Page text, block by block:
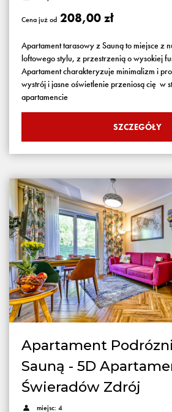
Cena już od 208,00 zł
Apartament tarasowy z Sauną to miejsce z
loftowego stylu, z przestrzenią o wysokiej
Apartament charakteryzuje minimalizm i
wystrój i jasne oświetlenie przeniosą cię w
apartamencie
SZCZEGÓŁY
Apartament
Sauną - 5D
Świeradów Zdrój
miejsc: 4